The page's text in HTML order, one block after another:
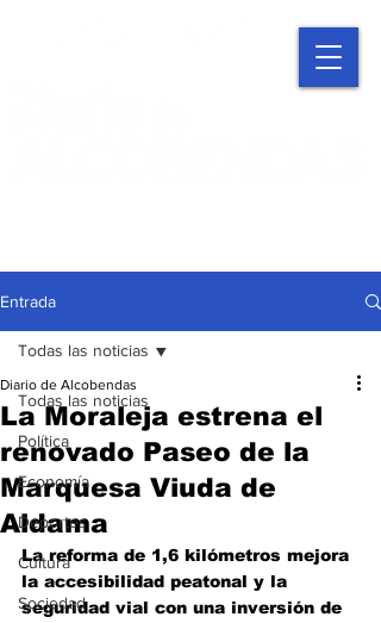
Entrada
Todas las noticias
Política
Economía
Deportes
Cultura
Sociedad
Todas las noticias
La Moraleja estrena el
renovado Paseo de la
Marquesa Viuda de
Aldama
Diario de Alcobendas
La reforma de 1,6 kilómetros mejora
la accesibilidad peatonal y la
seguridad vial con una inversión de